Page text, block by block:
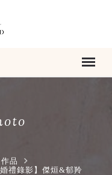
品
禮錄影】傑烜&郁羚